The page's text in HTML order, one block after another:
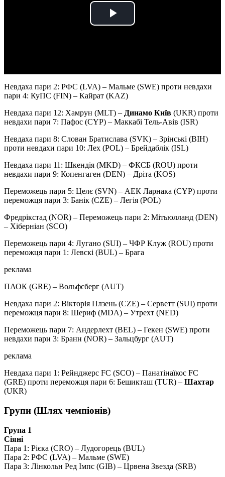
Play
Невдаха пари 2: РФС (LVA) – Мальме (SWE) проти невдахи
пари 4: КуПС (FIN) – Кайрат (KAZ)
Невдаха пари 12: Хамрун (MLT) – Динамо Київ (UKR) проти
невдахи пари 7: Пафос (CYP) – Маккабі Тель-Авів (ISR)
Невдаха пари 8: Слован Братислава (SVK) – Зрінські (BIH)
проти невдахи пари 10: Лех (POL) – Брейдаблік (ISL)
Невдаха пари 11: Шкендія (MKD) – ФКСБ (ROU) проти
невдахи пари 9: Копенгаген (DEN) – Дріта (KOS)
Переможець пари 5: Целє (SVN) – АЕК Ларнака (CYP) проти
переможця пари 3: Банік (CZE) – Легія (POL)
Фредрікстад (NOR) – Переможець пари 2: Мітьюлланд (DEN)
– Хіберніан (SCO)
Переможець пари 4: Лугано (SUI) – ЧФР Клуж (ROU) проти
переможця пари 1: Левскі (BUL) – Брага
реклама
ПАОК (GRE) – Вольфсберг (AUT)
Невдаха пари 2: Вікторія Плзень (CZE) – Серветт (SUI) проти
переможця пари 8: Шериф (MDA) – Утрехт (NED)
Переможець пари 7: Андерлехт (BEL) – Гекен (SWE) проти
невдахи пари 3: Бранн (NOR) – Зальцбург (AUT)
реклама
Невдаха пари 1: Рейнджерс FC (SCO) – Панатінаїкос FC
(GRE) проти переможця пари 6: Бешикташ (TUR) – Шахтар
(UKR)
Групи (Шлях чемпіонів)
Група 1
Сіяні
Пара 1: Рієка (CRO) – Лудогорець (BUL)
Пара 2: РФС (LVA) – Мальме (SWE)
Пара 3: Лінкольн Ред Імпс (GIB) – Црвена Звезда (SRB)